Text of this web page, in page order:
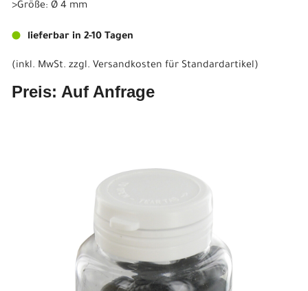
>Größe: Ø 4 mm
lieferbar in 2-10 Tagen
(inkl. MwSt. zzgl. Versandkosten für Standardartikel)
Preis: Auf Anfrage